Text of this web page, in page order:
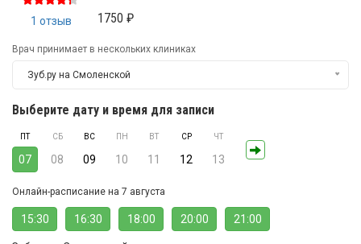
1 отзыв 1750 ₽
Врач принимает в нескольких клиниках
Зуб.ру на Смоленской
Выберите дату и время для записи
ПТ
07
СБ
08
ВС
09
ПН
10
ВТ
11
СР
12
ЧТ
13
Онлайн-расписание на 7 августа
15:30 16:30 18:00 20:00 21:00